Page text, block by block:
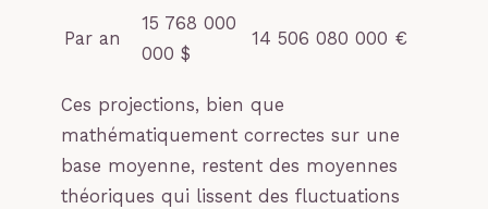
Par an
15 768 000
000 $
14 506 080 000 €
Ces projections, bien que
mathématiquement correctes sur une
base moyenne, restent des moyennes
théoriques qui lissent des fluctuations